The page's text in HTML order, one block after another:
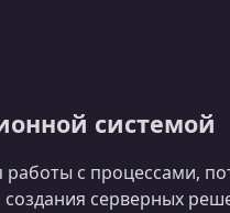
системой
работы с процессами,
серверных